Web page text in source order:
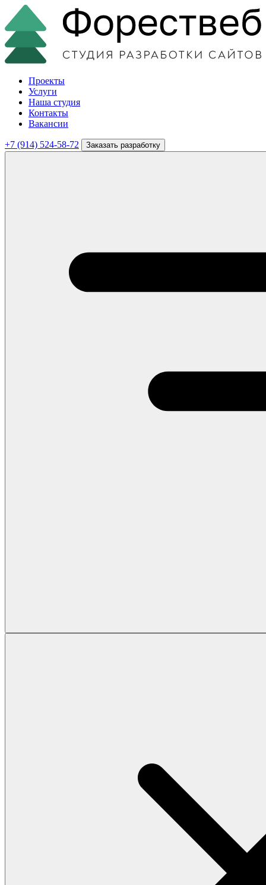
Проекты
Услуги
Наша студия
Контакты
Вакансии
+7 (914) 524-58-72 Заказать разработку